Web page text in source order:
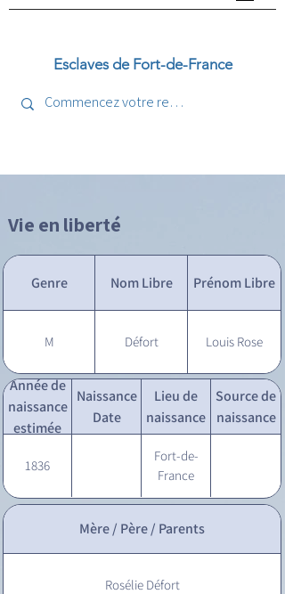
Esclaves de Fort-de-France
Vie en liberté
Genre Nom Libre Prénom Libre
M Défort Louis Rose
Année de
naissance
estimée
Naissance
Date
Lieu de
naissance
Source de
naissance
1836
Fort-de-
France
Mère / Père / Parents
Rosélie Défort